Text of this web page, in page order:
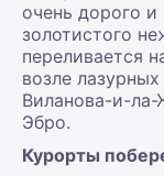
очень дорого и
золотистого
переливается
возле
Виланова-и-
Эбро.
Курорты